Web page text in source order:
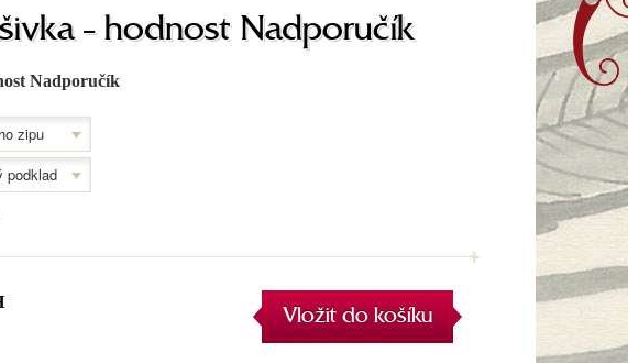
- hodnost Nadporučík
Nadporučík
Vložit do košíku